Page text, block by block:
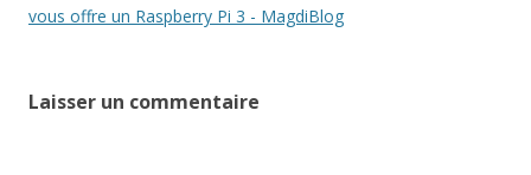
vous offre un Raspberry Pi 3 - MagdiBlog
Laisser un commentaire